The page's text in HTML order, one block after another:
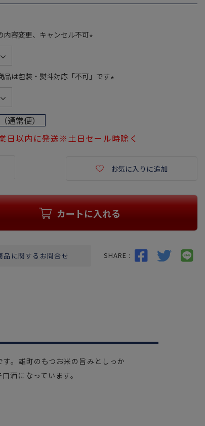
容変更、キャンセル不可
須
は包装・熨斗対応「不可」です
通常便）
日以内に発送※土日セール時除く
お気に入りに追加
カートに入れる
品に関するお問合せ SHARE :
。雄町のもつお米の旨みとしっか
酒になっています。